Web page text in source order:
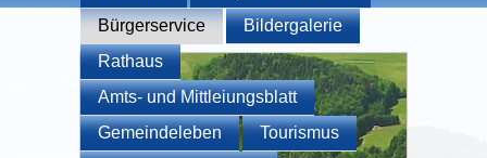
Bürgerservice
Bildergalerie
Rathaus
Amts- und Mittleiungsblatt
Gemeindeleben
Tourismus